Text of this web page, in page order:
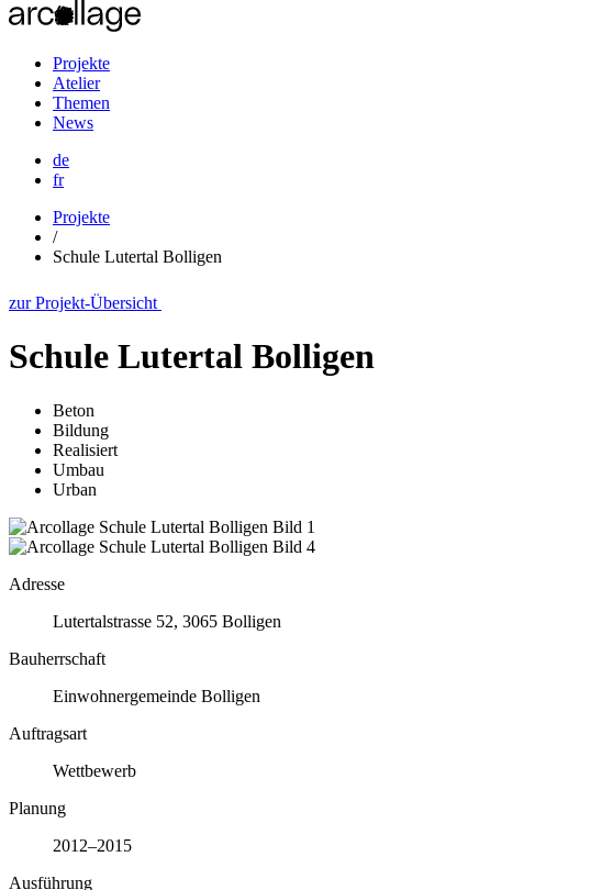
Projekte
Atelier
Themen
News
de
fr
Projekte
/
Schule Lutertal Bolligen
zur Projekt-Übersicht
Schule Lutertal Bolligen
Beton
Bildung
Realisiert
Umbau
Urban
Adresse
Lutertalstrasse 52, 3065 Bolligen
Bauherrschaft
Einwohnergemeinde Bolligen
Auftragsart
Wettbewerb
Planung
2012–2015
Ausführung